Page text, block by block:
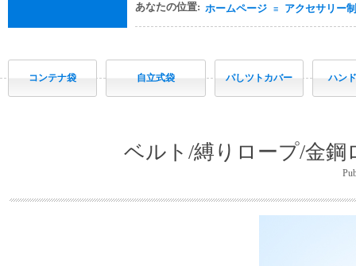
あなたの位置: ホームページ ≡ アクセサリー
自立式袋 ハン
コンテナ袋 パしツトカバー
ベルト/縛りロープ/金鋼